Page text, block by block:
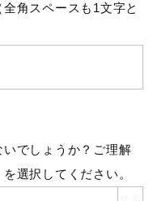
角スペースも1文字と
でしょうか？ご理解
選択してください。